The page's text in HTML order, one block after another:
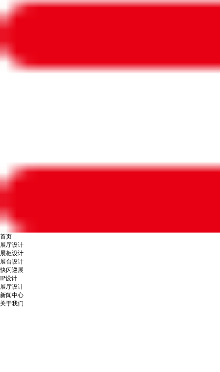
首页
展厅设计
展柜设计
展台设计
快闪巡展
IP设计
展厅设计
新闻中心
关于我们